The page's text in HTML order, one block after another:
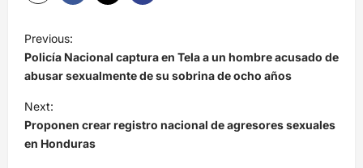
N
a
v
e
g
a
Previous:
Policía Nacional captura en Tela a un hombre acusado de
abusar sexualmente de su sobrina de ocho años
Next:
Proponen crear registro nacional de agresores sexuales
en Honduras